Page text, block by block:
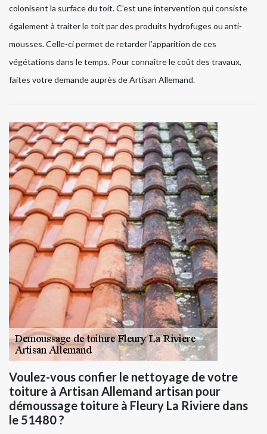
colonisent la surface du toit. C’est une intervention qui consiste
également à traiter le toit par des produits hydrofuges ou anti-
mousses. Celle-ci permet de retarder l’apparition de ces
végétations dans le temps. Pour connaître le coût des travaux,
faites votre demande auprès de Artisan Allemand.
Voulez-vous confier le nettoyage de votre
toiture à Artisan Allemand artisan pour
démoussage toiture à Fleury La Riviere dans
le 51480 ?